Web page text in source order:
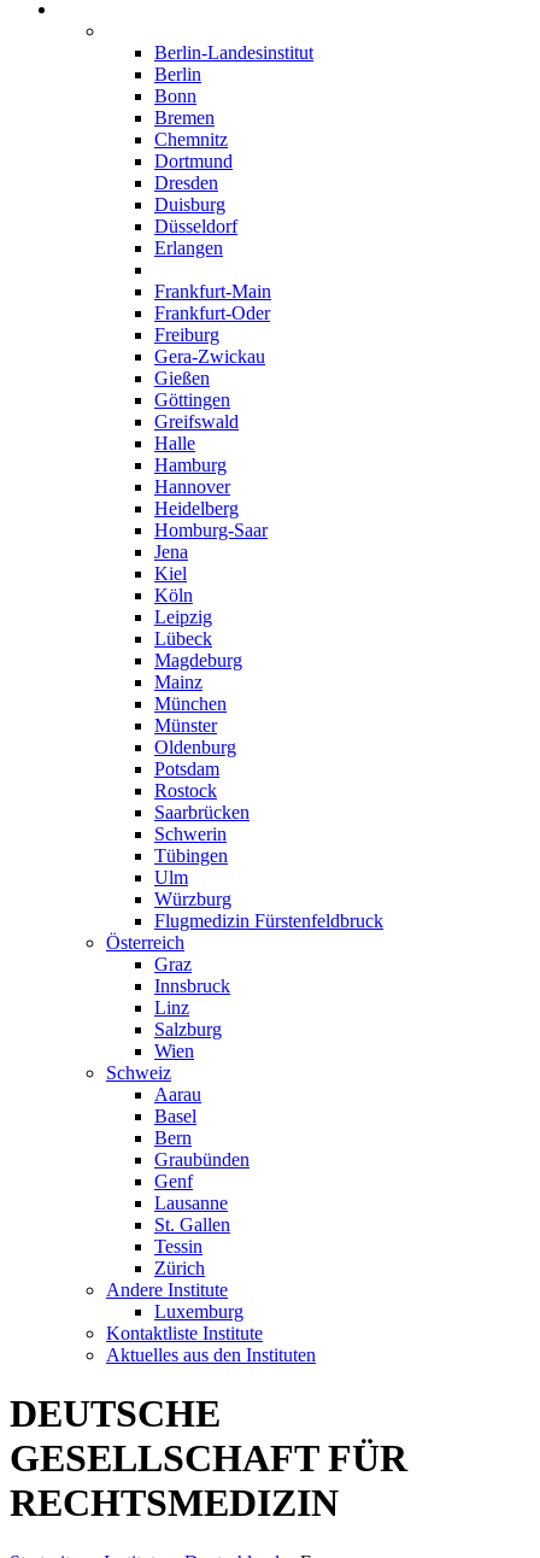
Berlin-Landesinstitut
Berlin
Bonn
Bremen
Chemnitz
Dortmund
Dresden
Duisburg
Düsseldorf
Erlangen
Frankfurt-Main
Frankfurt-Oder
Freiburg
Gera-Zwickau
Gießen
Göttingen
Greifswald
Halle
Hamburg
Hannover
Heidelberg
Homburg-Saar
Jena
Kiel
Köln
Leipzig
Lübeck
Magdeburg
Mainz
München
Münster
Oldenburg
Potsdam
Rostock
Saarbrücken
Schwerin
Tübingen
Ulm
Würzburg
Flugmedizin Fürstenfeldbruck
Österreich
Graz
Innsbruck
Linz
Salzburg
Wien
Schweiz
Aarau
Basel
Bern
Graubünden
Genf
Lausanne
St. Gallen
Tessin
Zürich
Andere Institute
Luxemburg
Kontaktliste Institute
Aktuelles aus den Instituten
DEUTSCHE
GESELLSCHAFT FÜR
RECHTSMEDIZIN